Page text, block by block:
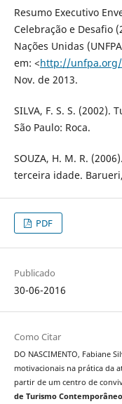
Resumo Executivo
Celebração e Desafio
Nações Unidas
em: <http://
Nov. de 2013.
SILVA, F. S. S. (2002).
São Paulo: Roca.
SOUZA, H. M. R.
terceira idade.
PDF
Publicado
30-06-2016
Como Citar
DO NASCIMENTO, Fabiane
motivacionais na prática da
partir de um centro de
de Turismo Contemporâneo